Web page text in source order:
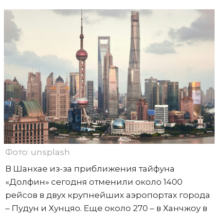
Фото: unsplash
В Шанхае из-за приближения тайфуна
«Долфин» сегодня отменили около 1400
рейсов в двух крупнейших аэропортах города
– Пудун и Хунцяо. Еще около 270 – в Ханчжоу в